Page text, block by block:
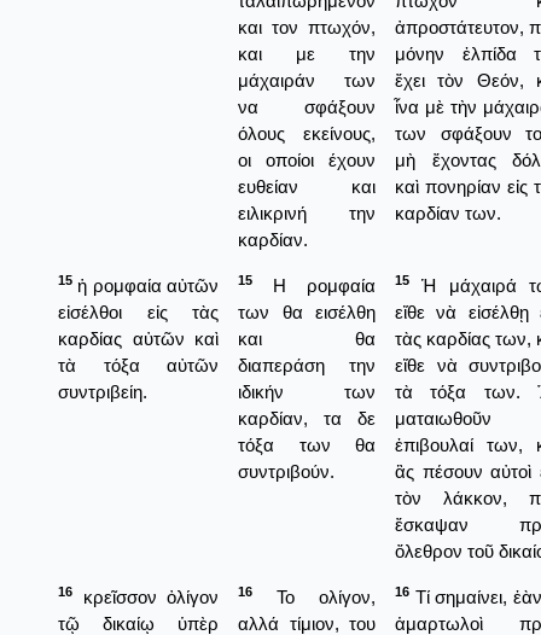
και τον πτωχόν,
και με την
μάχαιράν των
να σφάξουν
όλους εκείνους,
οι οποίοι έχουν
ευθείαν και
ειλικρινή την
καρδίαν.
ἀπροστάτευτον,
μόνην ἐλπίδα
ἔχει τὸν Θεόν,
ἶνα μὲ τὴν
των σφάξουν
μὴ ἔχοντας
καὶ πονηρίαν εἰς
καρδίαν των.
15 ἡ ρομφαία αὐτῶν
εἰσέλθοι εἰς τὰς
καρδίας αὐτῶν καὶ
τὰ τόξα αὐτῶν
συντριβείη.
15
Η ρομφαία
των θα εισέλθη
και θα
διαπεράση την
ιδικήν των
καρδίαν, τα δε
τόξα των θα
συντριβούν.
15
Ἡ μάχαιρά
εἴθε νὰ εἰσέλθῃ
τὰς καρδίας των,
εἴθε νὰ
τὰ τόξα των.
ματαιωθοῦν
ἐπιβουλαί των,
ἂς πέσουν αὐτοὶ
τὸν λάκκον,
ἔσκαψαν
ὄλεθρον τοῦ
16
κρεῖσσον ὀλίγον
τῷ δικαίῳ ὑπὲρ
16
Το ολίγον,
αλλά τίμιον, του
16 Τί σημαίνει,
ἁμαρτωλοὶ